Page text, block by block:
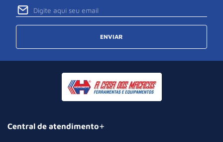
ENVIAR
Central de atendimento